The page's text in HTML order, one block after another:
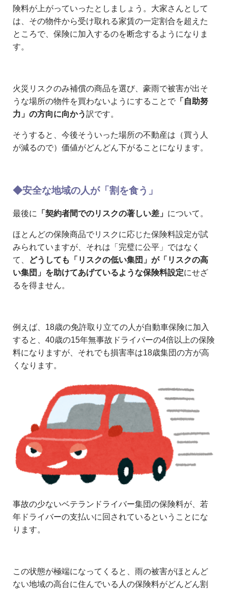
険料が上がっていったとしましょう。大家さんとして
は、その物件から受け取れる家賃の一定割合を超えた
ところで、保険に加入するのを断念するようになりま
す。
火災リスクのみ補償の商品を選び、豪雨で被害が出そ
うな場所の物件を買わないようにすることで 「自助努
力」の方向に向かう訳です。
そうすると、今後そういった場所の不動産は（買う人
が減るので）価値がどんどん下がることになります。
◆安全な地域の人が「割を食う」
最後に 「契約者間でのリスクの著しい差」 について。
ほとんどの保険商品でリスクに応じた保険料設定が試
みられていますが、それは「完璧に公平」ではなく
て、
どうしても「リスクの低い集団」が「リスクの高
い集団」を助けてあげているような保険料設定にせざ
るを得ません。
例えば、18歳の免許取り立ての人が自動車保険に加入
すると、40歳の15年無事故ドライバーの4倍以上の保険
料になりますが、それでも損害率は18歳集団の方が高
くなります。
事故の少ないベテランドライバー集団の保険料が、若
年ドライバーの支払いに回されているということにな
ります。
この状態が極端になってくると、雨の被害がほとんど
ない地域の高台に住んでいる人の保険料がどんどん割